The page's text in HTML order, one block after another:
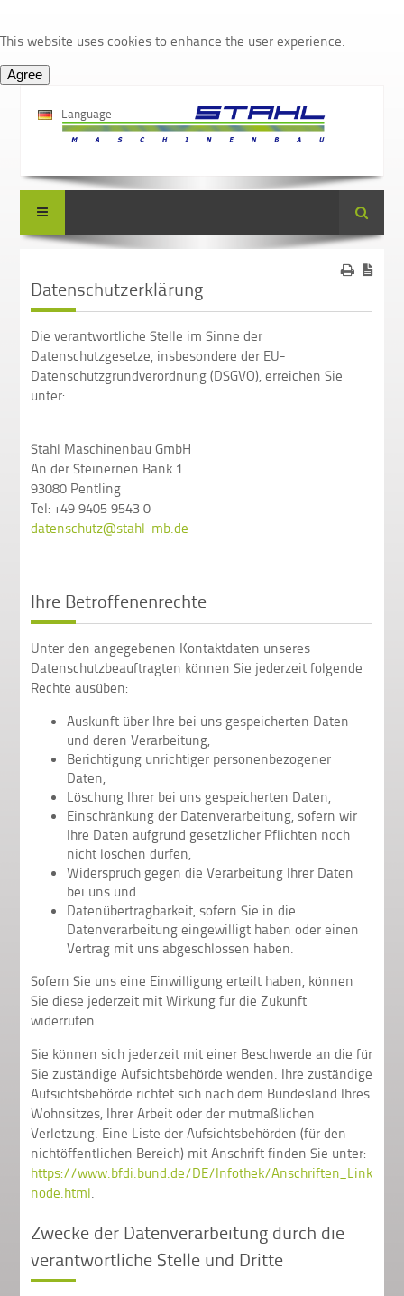
This website uses cookies to enhance the user experience.
Language
Suche
Datenschutzerklärung
Die verantwortliche Stelle im Sinne der
Datenschutzgesetze, insbesondere der EU-
Datenschutzgrundverordnung (DSGVO), erreichen Sie
unter:
Stahl Maschinenbau GmbH
An der Steinernen Bank 1
93080 Pentling
Tel: +49 9405 9543 0
datenschutz@stahl-mb.de
Ihre Betroffenenrechte
Unter den angegebenen Kontaktdaten unseres
Datenschutzbeauftragten können Sie jederzeit folgende
Rechte ausüben:
Auskunft über Ihre bei uns gespeicherten Daten
und deren Verarbeitung,
Berichtigung unrichtiger personenbezogener
Daten,
Löschung Ihrer bei uns gespeicherten Daten,
Einschränkung der Datenverarbeitung, sofern wir
Ihre Daten aufgrund gesetzlicher Pflichten noch
nicht löschen dürfen,
Widerspruch gegen die Verarbeitung Ihrer Daten
bei uns und
Datenübertragbarkeit, sofern Sie in die
Datenverarbeitung eingewilligt haben oder einen
Vertrag mit uns abgeschlossen haben.
Sofern Sie uns eine Einwilligung erteilt haben, können
Sie diese jederzeit mit Wirkung für die Zukunft
widerrufen.
Sie können sich jederzeit mit einer Beschwerde an die für
Sie zuständige Aufsichtsbehörde wenden. Ihre zuständige
Aufsichtsbehörde richtet sich nach dem Bundesland Ihres
Wohnsitzes, Ihrer Arbeit oder der mutmaßlichen
Verletzung. Eine Liste der Aufsichtsbehörden (für den
nichtöffentlichen Bereich) mit Anschrift finden Sie unter:
https://www.bfdi.bund.de/DE/Infothek/Anschriften_Links/
node.html.
Zwecke der Datenverarbeitung durch die
verantwortliche Stelle und Dritte